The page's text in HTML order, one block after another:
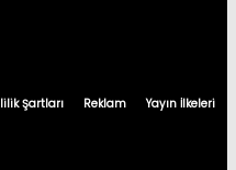
Şartları Reklam Yayın İlkeleri